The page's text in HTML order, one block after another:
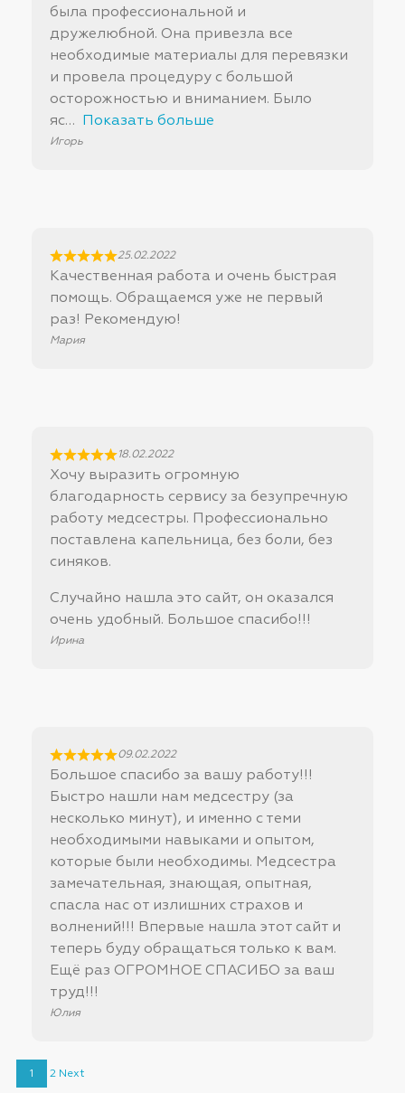
была профессиональной и
дружелюбной. Она привезла все
необходимые материалы для перевязки
и провела процедуру с большой
осторожностью и вниманием. Было
яс
Показать больше
Игорь
25.02.2022
Качественная работа и очень быстрая
помощь. Обращаемся уже не первый
раз! Рекомендую!
Мария
18.02.2022
Хочу выразить огромную
благодарность сервису за безупречную
работу медсестры. Профессионально
поставлена капельница, без боли, без
синяков.
Случайно нашла это сайт, он оказался
очень удобный. Большое спасибо!!!
Ирина
09.02.2022
Большое спасибо за вашу работу!!!
Быстро нашли нам медсестру (за
несколько минут), и именно с теми
необходимыми навыками и опытом,
которые были необходимы. Медсестра
замечательная, знающая, опытная,
спасла нас от излишних страхов и
волнений!!! Впервые нашла этот сайт и
теперь буду обращаться только к вам.
Ещё раз ОГРОМНОЕ СПАСИБО за ваш
труд!!!
Юлия
Site
Страница
1 Страница
2 Next